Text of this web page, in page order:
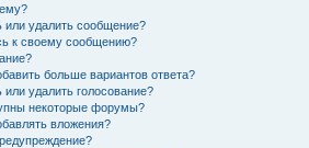
или удалить сообщение?
к своему сообщению?
больше вариантов ответа?
или удалить голосование?
некоторые форумы?
вложения?